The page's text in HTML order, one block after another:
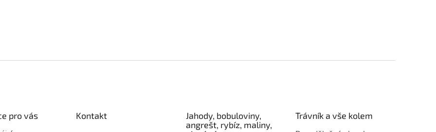
pro vás Kontakt
Jahody, bobuloviny,
angrešt, rybíz, maliny,
Trávník a vše kolem